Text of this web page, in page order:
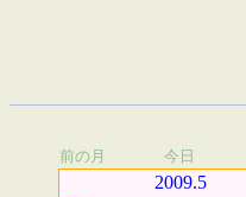
前の月 今日
2009.5